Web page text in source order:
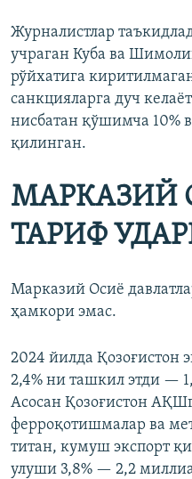
Журналистлар
учраган Куба ва
рўйхатига
санкцияларга дуч
нисбатан қўшимча 10%
қилинган.
МАРКАЗИЙ
ТАРИФ
Марказий Осиё
ҳамкори эмас.
2024 йилда
2,4% ни ташкил этди —
Асосан Қозоғистон
ферроқотишмалар ва
титан, кумуш экспорт
улуши 3,8% — 2,2